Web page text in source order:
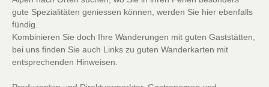
gute Spezialitäten geniessen können, werden Sie hier ebenfalls
fündig.
Kombinieren Sie doch Ihre Wanderungen mit guten Gaststätten,
bei uns finden Sie auch Links zu guten Wanderkarten mit
entsprechenden Hinweisen.